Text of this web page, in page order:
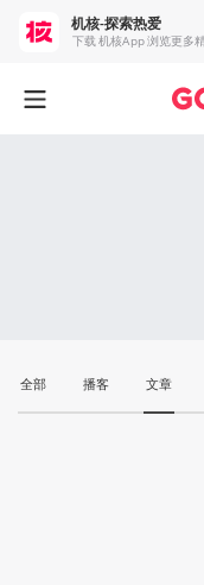
全部 播客 文章
机核-探索热爱
下载 机核App 浏览更多